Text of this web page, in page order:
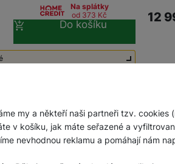
my a někteří naši partneři tzv. cookies
v košíku, jak máte seřazené a
nevhodnou reklamu a pomáhají nám
Na splátky
od 373 Kč
Do košíku 12